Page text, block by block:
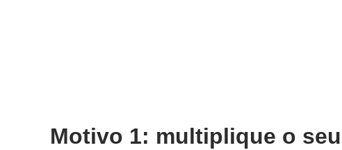
Motivo 1: multiplique o